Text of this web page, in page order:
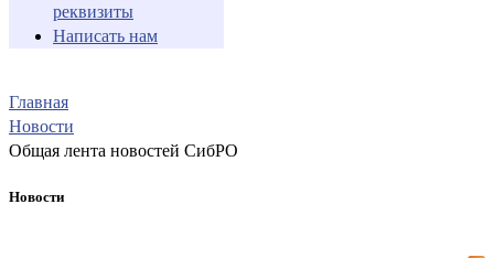
реквизиты
Написать нам
Главная
Новости
Общая лента новостей СибРО
Новости